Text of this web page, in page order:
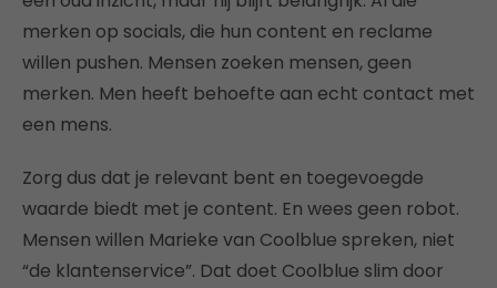
merken op socials, die hun content en reclame
willen pushen. Mensen zoeken mensen, geen
merken. Men heeft behoefte aan echt contact met
een mens.
Zorg dus dat je relevant bent en toegevoegde
waarde biedt met je content. En wees geen robot.
Mensen willen Marieke van Coolblue spreken, niet
“de klantenservice”. Dat doet Coolblue slim door